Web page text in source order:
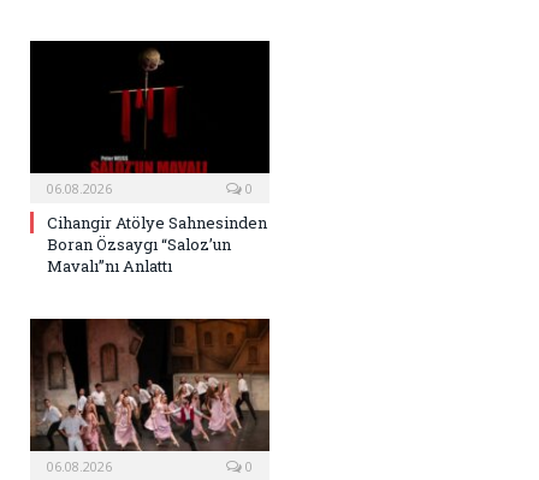
06.08.2026 0
Cihangir Atölye Sahnesinden
Boran Özsaygı “Saloz’un
Mavalı”nı Anlattı
06.08.2026 0